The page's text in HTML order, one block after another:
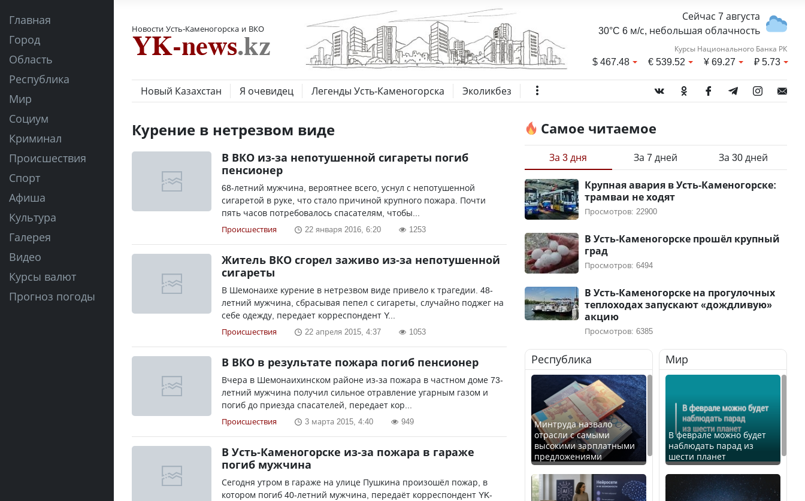
Главная
Город
Область
Республика
Мир
Социум
Криминал
Происшествия
Спорт
Афиша
Культура
Галерея
Видео
Курсы валют
Прогноз погоды
Новости Усть-Каменогорска и ВКО
Сейчас 7 августа
30°C 6 м/с, небольшая облачность
Курсы Национального Банка РК
$467.48 €539.52 ¥69.27 ₽5.73
Новый Казахстан Я очевидец Легенды Усть-Каменогорска Эколикбез
Курение в нетрезвом виде
В ВКО из-за непотушенной сигареты погиб
пенсионер
68-летний мужчина, вероятнее всего, уснул с непотушенной
сигаретой в руке, что стало причиной крупного пожара. Почти
пять часов потребовалось спасателям, чтобы...
Происшествия 22 января 2016, 6:20 1253
Житель ВКО сгорел заживо из-за непотушенной
сигареты
В Шемонаихе курение в нетрезвом виде привело к трагедии. 48-
летний мужчина, сбрасывая пепел с сигареты, случайно поджег на
себе одежду, передает корреспондент Y...
Происшествия 22 апреля 2015, 4:37 1053
В ВКО в результате пожара погиб пенсионер
Вчера в Шемонаихинском районе из-за пожара в частном доме 73-
летний мужчина получил сильное отравление угарным газом и
погиб до приезда спасателей, передает кор...
Происшествия 3 марта 2015, 4:40 949
В Усть-Каменогорске из-за пожара в гараже
погиб мужчина
Сегодня утром в гараже на улице Пушкина произошёл пожар, в
котором погиб 40-летний мужчина, передаёт корреспондент YK-
Самое читаемое
За 3 дня За 7 дней За 30 дней
Крупная авария в Усть-Каменогорске:
трамваи не ходят
Просмотров: 22900
В Усть-Каменогорске прошёл крупный
град
Просмотров: 6494
В Усть-Каменогорске на прогулочных
теплоходах запускают «дождливую»
акцию
Просмотров: 6385
Республика
Минтруда назвало
отрасли с самыми
высокими зарплатными
предложениями
Мир
В феврале можно будет
наблюдать парад из
шести планет